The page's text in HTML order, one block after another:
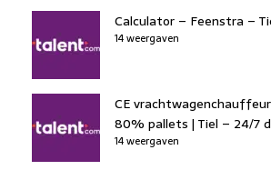
Calculator – Feenstra –
14 weergaven
CE
80% pallets | Tiel – 24/7
14 weergaven